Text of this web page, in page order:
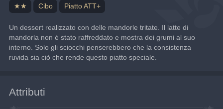
★★ Cibo Piatto ATT+
Un dessert realizzato con delle mandorle tritate. Il latte di
mandorla non è stato raffreddato e mostra dei grumi al suo
interno. Solo gli sciocchi penserebbero che la consistenza
ruvida sia ciò che rende questo piatto speciale.
Attributi